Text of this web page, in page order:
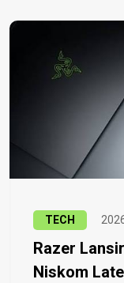
TECH
Razer
Niskom